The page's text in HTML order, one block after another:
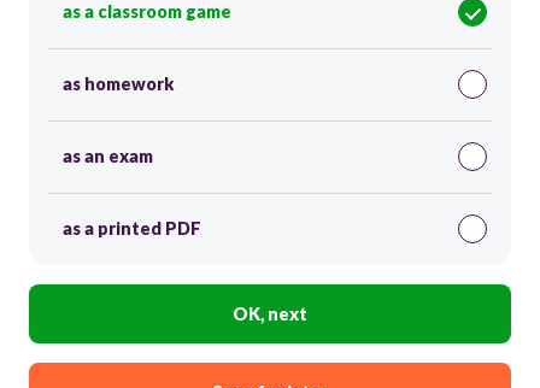
as a classroom game
as homework
as an exam
as a printed PDF
OK, next